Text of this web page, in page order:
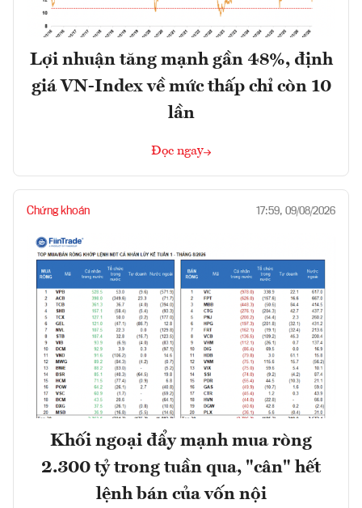
Lợi nhuận tăng mạnh gần 48%, định
giá VN-Index về mức thấp chỉ còn 10
lần
Đọc ngay
Chứng khoán 17:59, 09/08/2026
Khối ngoại đẩy mạnh mua ròng
2.300 tỷ trong tuần qua, "cân" hết
lệnh bán của vốn nội